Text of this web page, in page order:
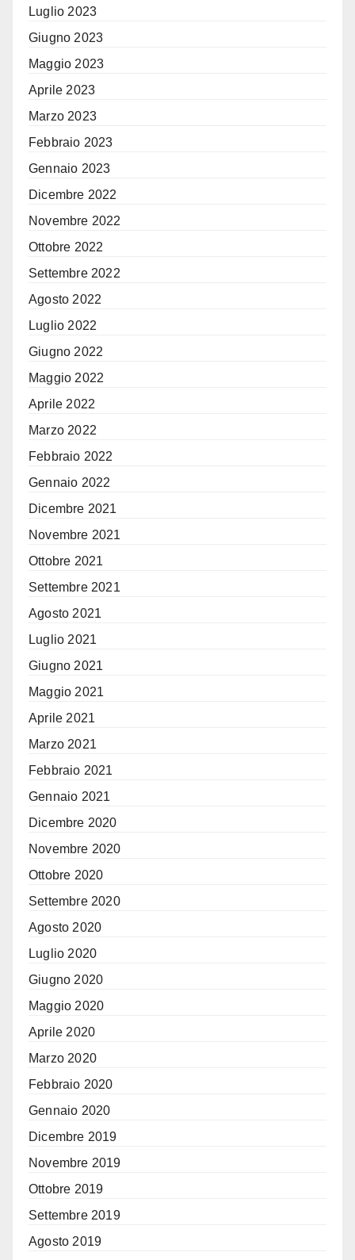
Luglio 2023
Giugno 2023
Maggio 2023
Aprile 2023
Marzo 2023
Febbraio 2023
Gennaio 2023
Dicembre 2022
Novembre 2022
Ottobre 2022
Settembre 2022
Agosto 2022
Luglio 2022
Giugno 2022
Maggio 2022
Aprile 2022
Marzo 2022
Febbraio 2022
Gennaio 2022
Dicembre 2021
Novembre 2021
Ottobre 2021
Settembre 2021
Agosto 2021
Luglio 2021
Giugno 2021
Maggio 2021
Aprile 2021
Marzo 2021
Febbraio 2021
Gennaio 2021
Dicembre 2020
Novembre 2020
Ottobre 2020
Settembre 2020
Agosto 2020
Luglio 2020
Giugno 2020
Maggio 2020
Aprile 2020
Marzo 2020
Febbraio 2020
Gennaio 2020
Dicembre 2019
Novembre 2019
Ottobre 2019
Settembre 2019
Agosto 2019